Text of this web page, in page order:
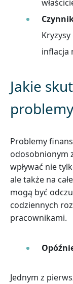
inflacja
Jakie
Problemy
odosobnionym
wpływać nie
ale także na
mogą być
codziennych
pracownikami.
Jednym z